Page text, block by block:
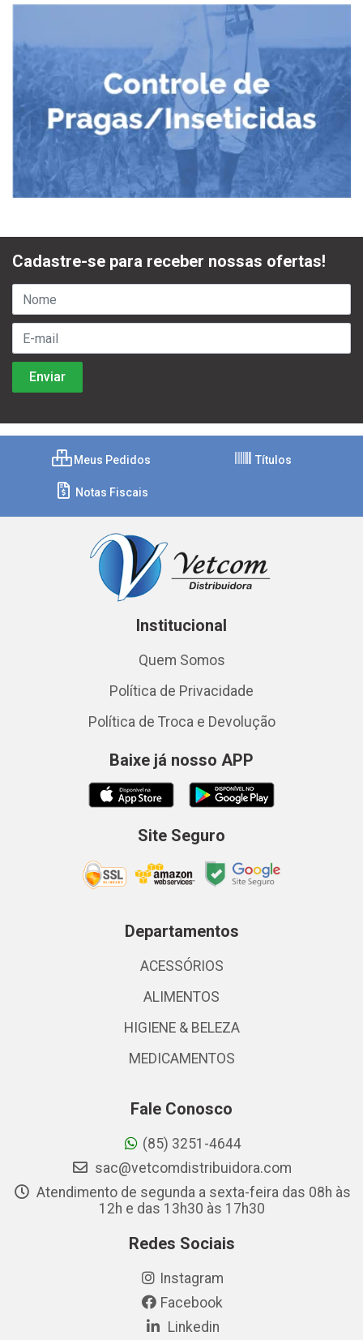
Cadastre-se para receber nossas ofertas!
Meus Pedidos Títulos
Notas Fiscais
Institucional
Quem Somos
Política de Privacidade
Política de Troca e Devolução
Baixe já nosso APP
Site Seguro
Departamentos
ACESSÓRIOS
ALIMENTOS
HIGIENE & BELEZA
MEDICAMENTOS
Fale Conosco
(85) 3251-4644
sac@vetcomdistribuidora.com
Atendimento de segunda a sexta-feira das 08h às
12h e das 13h30 às 17h30
Redes Sociais
Instagram
Facebook
Linkedin